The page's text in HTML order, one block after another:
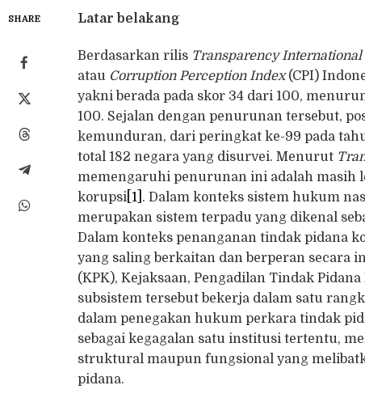
SHARE Latar belakang
Berdasarkan rilis Transparency International
atau Corruption Perception Index(CPI)
yakni berada pada skor 34 dari 100,
100. Sejalan dengan penurunan tersebut,
kemunduran, dari peringkat ke-99 pada
total 182 negara yang disurvei. Menurut
memengaruhi penurunan ini adalah masih
korupsi [1] . Dalam konteks sistem hukum
merupakan sistem terpadu yang dikenal
Dalam konteks penanganan tindak pidana
yang saling berkaitan dan berperan secara
(KPK), Kejaksaan, Pengadilan Tindak
subsistem tersebut bekerja dalam satu
dalam penegakan hukum perkara tindak
sebagai kegagalan satu institusi tertentu,
struktural maupun fungsional yang
pidana.